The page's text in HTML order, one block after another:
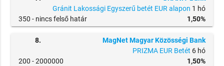
Gránit Lakossági Egyszerű betét EUR alapon 1 hó
350 - nincs felső határ 1,50%
8.
MagNet Magyar Közösségi Bank
PRIZMA EUR Betét 6 hó
200 -2000000 1,50%